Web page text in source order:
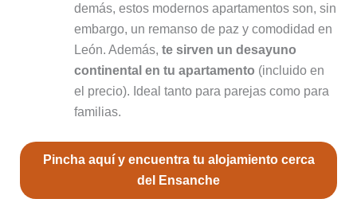
demás, estos modernos apartamentos son, sin
embargo, un remanso de paz y comodidad en
León. Además, te sirven un desayuno
continental en tu apartamento (incluido en
el precio). Ideal tanto para parejas como para
familias.
Pincha aquí y encuentra tu alojamiento cerca
del Ensanche